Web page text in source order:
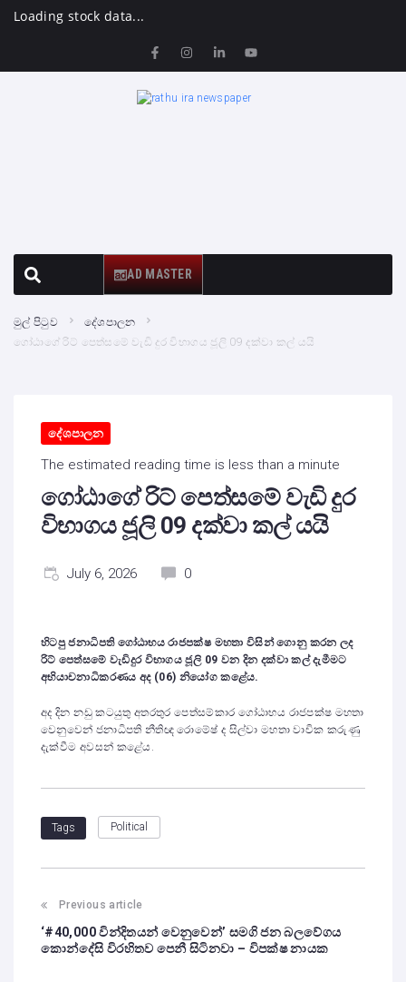
Loading stock data...
AD MASTER
මුල් පිටුව
දේශපාලන
ගෝඨාගේ රිට් පෙත්සමේ වැඩි දුර විභාගය ජූලි 09 දක්වා කල් යයි
දේශපාලන
The estimated reading time is less than a minute
ගෝඨාගේ රිට් පෙත්සමේ වැඩි දුර
විභාගය ජූලි 09 දක්වා කල් යයි
July 6, 2026 0
හිටපු ජනාධිපති ගෝඨාභය රාජපක්ෂ මහතා විසින් ගොනු කරන ලද
රිට් පෙත්සමේ වැඩිදුර විභාගය ජූලි 09 වන දින දක්වා කල් දැමීමට
අභියාචනාධිකරණය අද (06) නියෝග කළේය.
අද දින නඩු කටයුතු අතරතුර පෙත්සම්කාර ගෝඨාභය රාජපක්ෂ මහතා
වෙනුවෙන් ජනාධිපති නීතිඥ රොමේෂ් ද සිල්වා මහතා වාචික කරුණු
දැක්වීම අවසන් කළේය.
Tags Political
Previous article
‘#40,000 වින්දිතයන් වෙනුවෙන්’ සමගි ජන බලවේගය
කොන්දේසි විරහිතව පෙනී සිටිනවා – විපක්ෂ නායක